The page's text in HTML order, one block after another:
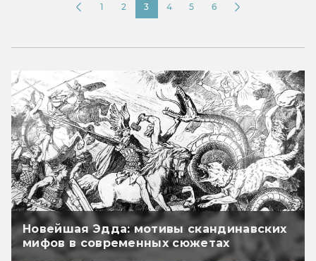
1 2 3 4 5 6
Новейшая Эдда: мотивы скандинавских
мифов в современных сюжетах